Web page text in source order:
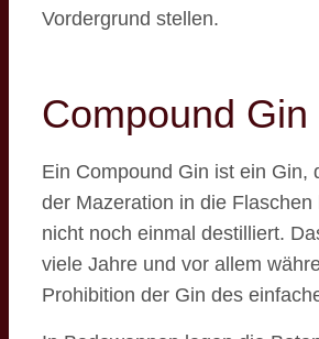
Vordergrund stellen.
Compound Gin
Ein Compound Gin ist ein Gin,
der Mazeration in die Flaschen
nicht noch einmal destilliert.
viele Jahre und vor allem
Prohibition der Gin des